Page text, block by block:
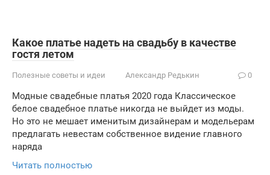
Какое платье надеть на свадьбу в качестве
гостя летом
Полезные советы и идеи Александр Редькин 0
Модные свадебные платья 2020 года Классическое
белое свадебное платье никогда не выйдет из моды.
Но это не мешает именитым дизайнерам и модельерам
предлагать невестам собственное видение главного
наряда
Читать полностью